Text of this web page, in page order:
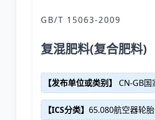
GB/T 15063-2009
复混肥料(复合肥料)
【发布单位或类别】 CN-GB国
【ICS分类】 65.080航空器轮胎